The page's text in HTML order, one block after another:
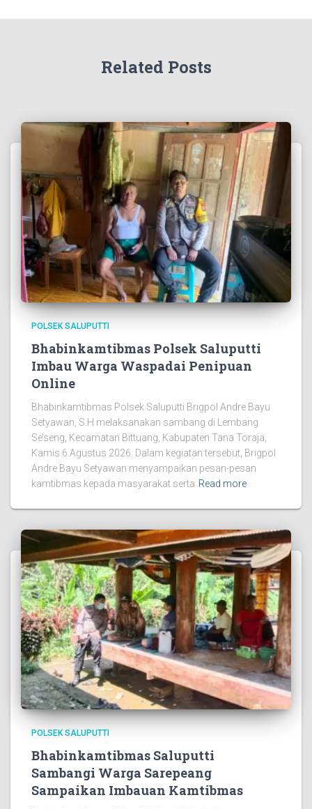
Related Posts
POLSEK SALUPUTTI
Bhabinkamtibmas Polsek Saluputti
Imbau Warga Waspadai Penipuan
Online
Bhabinkamtibmas Polsek Saluputti Brigpol Andre Bayu
Setyawan, S.H melaksanakan sambang di Lembang
Se’seng, Kecamatan Bittuang, Kabupaten Tana Toraja,
Kamis 6 Agustus 2026. Dalam kegiatan tersebut, Brigpol
Andre Bayu Setyawan menyampaikan pesan-pesan
kamtibmas kepada masyarakat serta Read more
POLSEK SALUPUTTI
Bhabinkamtibmas Saluputti
Sambangi Warga Sarepeang
Sampaikan Imbauan Kamtibmas